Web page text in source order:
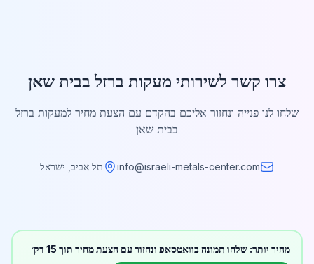
צרו קשר לשירותי מעקות ברזל בבית שאן
שלחו לנו פנייה ונחזור אליכם בהקדם עם הצעת מחיר למעקות ברזל
בבית שאן
info@israeli-metals-center.com תל אביב, ישראל
מהיר יותר: שלחו תמונה בוואטסאפ ונחזור עם הצעת מחיר תוך 15 דק׳